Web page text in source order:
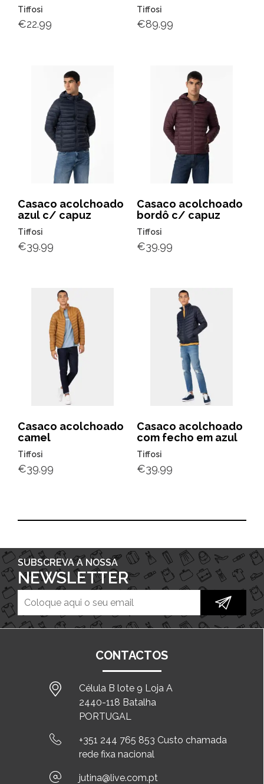
Tiffosi
€22.99
Tiffosi
€89.99
Casaco acolchoado
azul c/ capuz
Tiffosi
€39.99
Casaco acolchoado
bordô c/ capuz
Tiffosi
€39.99
Casaco acolchoado
camel
Tiffosi
€39.99
Casaco acolchoado
com fecho em azul
Tiffosi
€39.99
SUBSCREVA A NOSSA
NEWSLETTER
CONTACTOS
Célula B lote 9 Loja A
2440-118 Batalha
PORTUGAL
+351 244 765 853 Custo chamada
rede fixa nacional
jutina@live.com.pt